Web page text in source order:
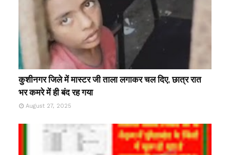
कुशीनगर जिले में मास्टर जी ताला लगाकर चल दिए, छात्र रात
भर कमरे में ही बंद रह गया
August 27, 2025